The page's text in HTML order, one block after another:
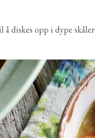
diskes opp i dype